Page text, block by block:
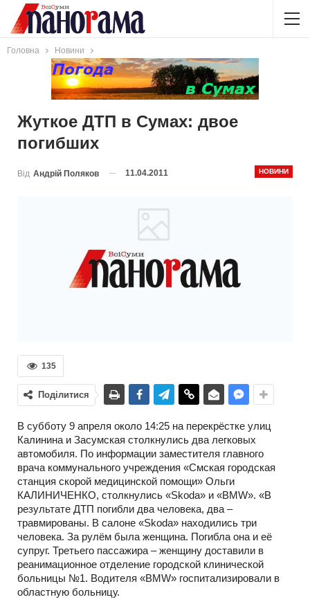
Головна Новини
Жуткое ДТП в Сумах: двое
погибших
НОВИНИ
Від Андрій Поляков 11.04.2011
135
Поділитися
В субботу 9 апреля около 14:25 на перекрёстке улиц
Калинина и Засумская столкнулись два легковых
автомобиля. По информации заместителя главного
врача коммунального учреждения «Смская городская
станция скорой медицинской помощи» Ольги
КАЛИНИЧЕНКО, столкнулись «Skoda» и «BMW». «В
результате ДТП погибли два человека, два –
травмированы. В салоне «Skoda» находились три
человека. За рулём была женщина. Погибла она и её
супруг. Третьего пассажира – женщину доставили в
реанимационное отделение городской клинической
больницы №1. Водителя «BMW» госпитализировали в
областную больницу.